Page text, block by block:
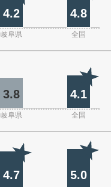
4.2 4.8
岐阜県 全国
3.8 4.1
岐阜県 全国
4.7 5.0